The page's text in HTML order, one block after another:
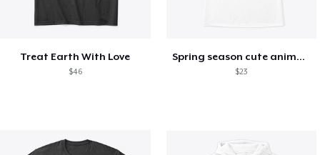
Treat Earth With Love
$46
Spring season cute animal kids tshirt
$23